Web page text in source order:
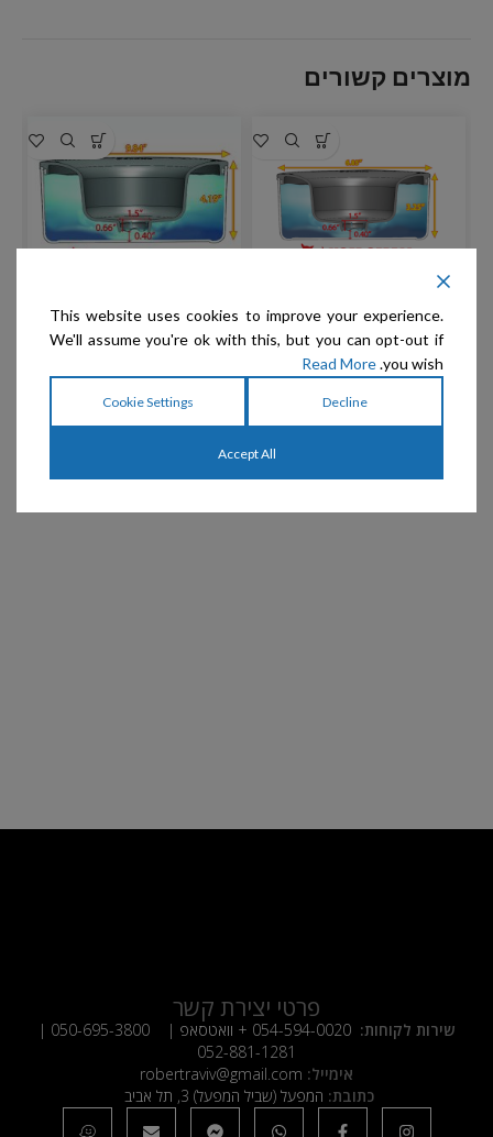
מוצרים קשורים
Slopper Stopper – קערת
שתיה מפלסטיק טריטן ללא
שתיה מפלסטיק טריטן ללא
נזילות SM BREEDS
פרטי יצירת קשר
שירות לקוחות: 054-594-0020 + וואטסאפ | 050-695-3800
|
052-881-1281
אימייל: robertraviv@gmail.com
כתובת: המפעל (שביל המפעל) 3, תל אביב
This website uses cookies to improve your experience.
We'll assume you're ok with this, but you can opt-out if
you wish.
Read More
Decline
Cookie Settings
Accept All